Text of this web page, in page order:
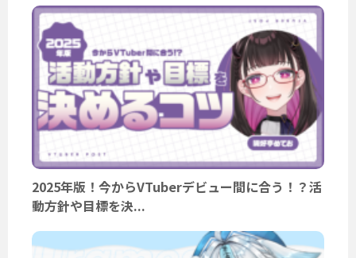
2025年版！今からVTuberデビュー間に合う！？活
動方針や目標を決...